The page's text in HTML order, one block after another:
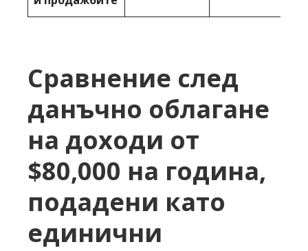
Сравнение след
данъчно облагане
на доходи от
$80,000 на година,
подадени като
единични